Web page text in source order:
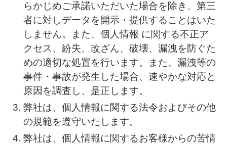
らかじめご承諾いただいた場合を除き、第三
者に対しデータを開示・提供することはいた
しません。また、個人情報 に関する不正ア
クセス、紛失、改ざん、破壊、漏洩を防ぐた
めの適切な処置を行います。また、漏洩等の
事件・事故が発生した場合、速やかな対応と
原因を調査し、是正します。
弊社は、個人情報に関する法令およびその他
の規範を遵守いたします。
弊社は、個人情報に関するお客様からの苦情